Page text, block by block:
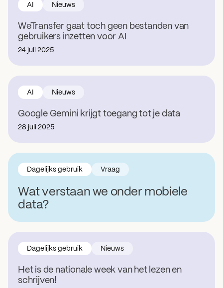
WeTransfer gaat toch geen bestanden van
gebruikers inzetten voor AI
AI Nieuws
24 juli 2025
Google Gemini krijgt toegang tot je data
AI Nieuws
28 juli 2025
Wat verstaan we onder mobiele
data?
Dagelijks gebruik Vraag
Het is de nationale week van het lezen en
schrijven!
Dagelijks gebruik Nieuws